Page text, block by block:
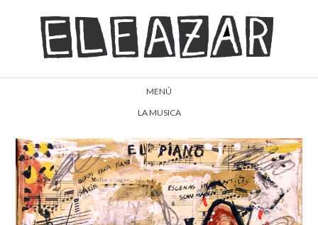
MENÚ
LA MUSICA